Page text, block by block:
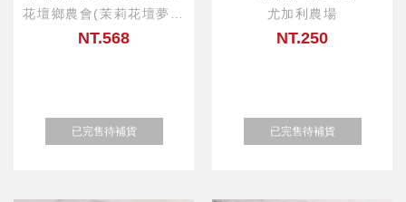
花壇鄉農會(茉莉花壇夢想
館)
NT.568
已完售待補貨
尤加利農場
NT.250
已完售待補貨